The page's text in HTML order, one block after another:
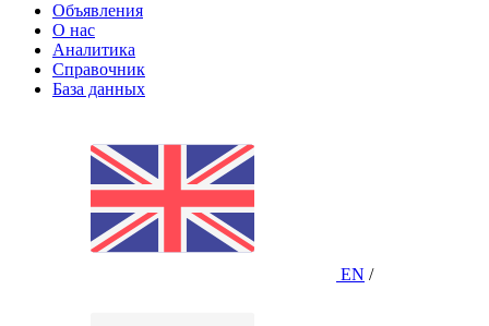
Объявления
О нас
Аналитика
Справочник
База данных
EN /